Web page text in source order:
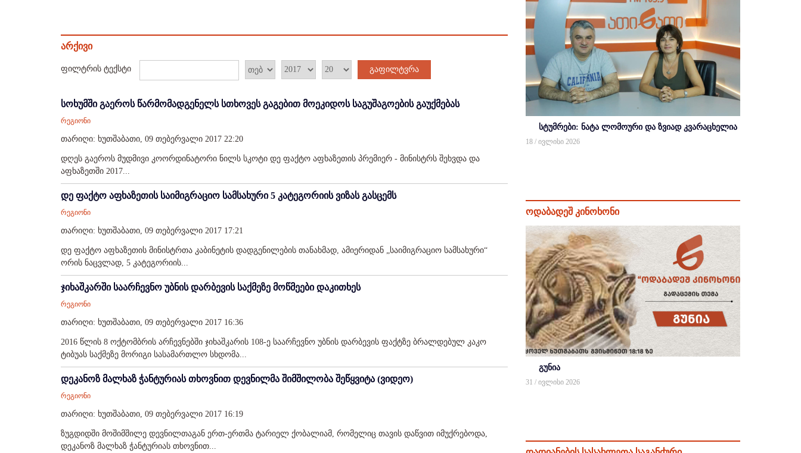
არქივი
ფილტრის ტექსტი გაფილტვრა
სოხუმში გაეროს წარმომადგენელს სთხოვეს გაგებით მოეკიდოს საგუშაგოების გაუქმებას
რეგიონი
თარიღი: ხუთშაბათი, 09 თებერვალი 2017 22:20
დღეს გაეროს მუდმივი კოორდინატორი ნილს სკოტი დე ფაქტო აფხაზეთის პრემიერ - მინისტრს შეხვდა და
აფხაზეთში 2017...
დე ფაქტო აფხაზეთის საიმიგრაციო სამსახური 5 კატეგორიის ვიზას გასცემს
რეგიონი
თარიღი: ხუთშაბათი, 09 თებერვალი 2017 17:21
დე ფაქტო აფხაზეთის მინისტრთა კაბინეტის დადგენილების თანახმად, ამიერიდან „საიმიგრაციო სამსახური“
ორის ნაცვლად, 5 კატეგორიის...
ჯიხაშკარში საარჩევნო უბნის დარბევის საქმეზე მოწმეები დაკითხეს
რეგიონი
თარიღი: ხუთშაბათი, 09 თებერვალი 2017 16:36
2016 წლის 8 ოქტომბრის არჩევნებში ჯიხაშკარის 108-ე საარჩევნო უბნის დარბევის ფაქტზე ბრალდებულ კაკო
ტიბუას საქმეზე მორიგი სასამართლო სხდომა...
დეკანოზ მალხაზ ჭანტურიას თხოვნით დევნილმა შიმშილობა შეწყვიტა (ვიდეო)
რეგიონი
თარიღი: ხუთშაბათი, 09 თებერვალი 2017 16:19
ზუგდიდში მოშიმშილე დევნილთაგან ერთ-ერთმა ტარიელ ქობალიამ, რომელიც თავის დაწვით იმუქრებოდა,
დეკანოზ მალხაზ ჭანტურიას თხოვნით...
სტუმრები: ნატა ლომოური და ზვიად კვარაცხელია
18 / ივლისი 2026
ოდაბადეშ კინოხონი
გუნია
31 / ივლისი 2026